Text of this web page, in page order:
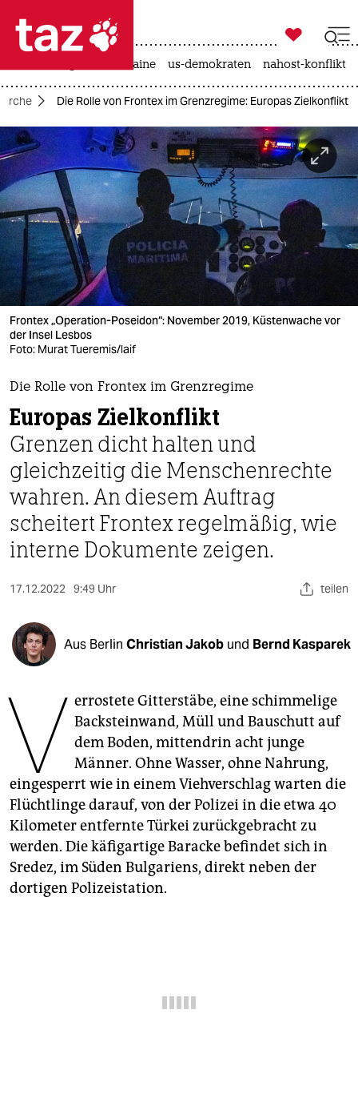
 taz zahl ich
taz zahl ich
themen
politik
öko
gesellschaft
kultur
sport
nord
wahrheit
verlag
verlag
veranstaltungen
shop
fragen & hilfe
unterstützen
abo
epaper login

taz zahl ich
krieg in der ukraine us-demokraten nahost-konflikt
Die Rolle von Frontex im Grenzregime: Europas Zielkonflikt
Frontex „Operation-Poseidon“: November 2019, Küstenwache vor
der Insel Lesbos
Foto: Murat Tueremis/laif
Die Rolle von Frontex im Grenzregime
Europas Zielkonflikt
Grenzen dicht halten und
gleichzeitig die Menschenrechte
wahren. An diesem Auftrag
scheitert Frontex regelmäßig, wie
interne Dokumente zeigen.
17.12.2022 9:49 Uhr teilen
Aus Berlin Christian Jakob und Bernd Kasparek
V errostete Gitterstäbe, eine schimmelige
Backsteinwand, Müll und Bauschutt auf
dem Boden, mittendrin acht junge
Männer. Ohne Wasser, ohne Nahrung,
eingesperrt wie in einem Viehverschlag warten die
Flüchtlinge darauf, von der Polizei in die etwa 40
Kilometer entfernte Türkei zurückgebracht zu
werden. Die käfigartige Baracke befindet sich in
Sredez, im Süden Bulgariens, direkt neben der
dortigen Polizeistation.